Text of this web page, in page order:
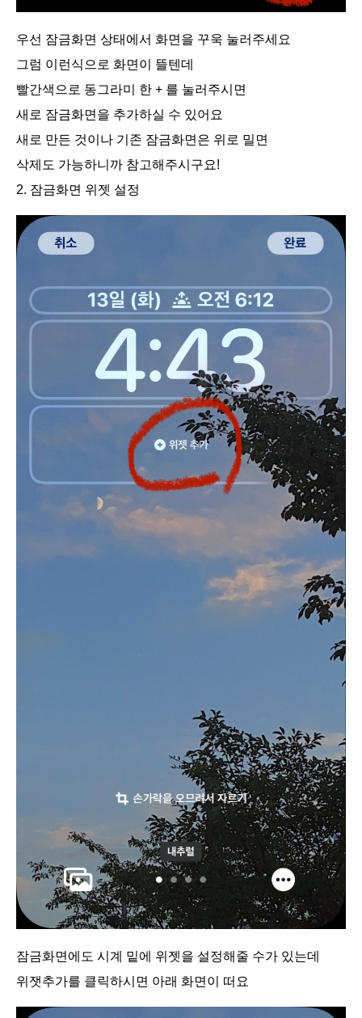
우선 잠금화면 상태에서 화면을 꾸욱 눌러주세요
그럼 이런식으로 화면이 뜰텐데
빨간색으로 동그라미 한 + 를 눌러주시면
새로 잠금화면을 추가하실 수 있어요
새로 만든 것이나 기존 잠금화면은 위로 밀면
삭제도 가능하니까 참고해주시구요!
2. 잠금화면 위젯 설정
잠금화면에도 시계 밑에 위젯을 설정해줄 수가 있는데
위잿추가를 클릭하시면 아래 화면이 떠요